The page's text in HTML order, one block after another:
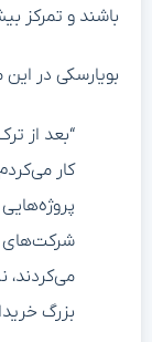
باشند و تمرکز
بویارسکی در
شرکت‌های
بزرگ